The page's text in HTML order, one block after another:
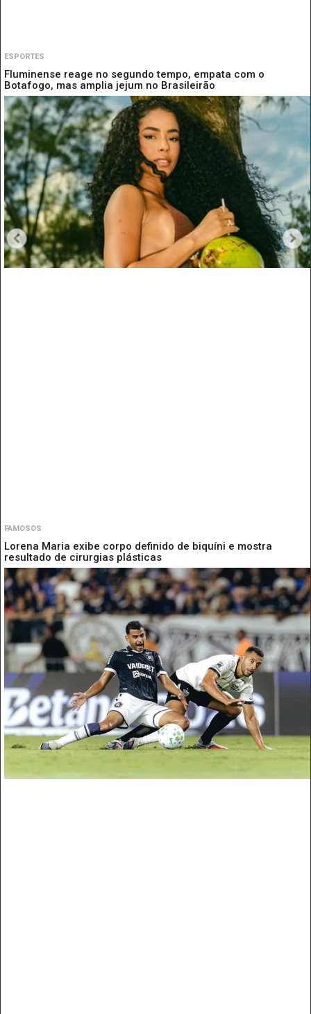
ESPORTES
Fluminense reage no segundo tempo, empata com o
Botafogo, mas amplia jejum no Brasileirão
FAMOSOS
Lorena Maria exibe corpo definido de biquíni e mostra
resultado de cirurgias plásticas